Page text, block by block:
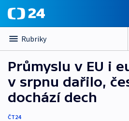
Rubriky
Průmyslu v EU i
v srpnu dařilo,
dochází dech
ČT24